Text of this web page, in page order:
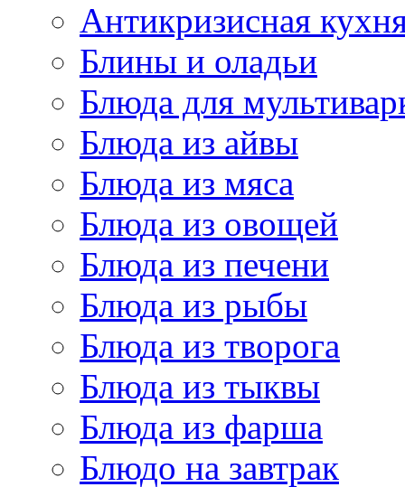
Антикризисная
Блины и оладьи
Блюда для
Блюда из айвы
Блюда из мяса
Блюда из овощей
Блюда из печени
Блюда из рыбы
Блюда из творога
Блюда из тыквы
Блюда из фарша
Блюдо на завтрак